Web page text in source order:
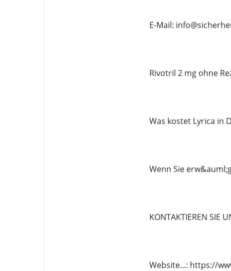
E-Mail:
Rivotril 2 mg ohne
Was kostet Lyrica in
Wenn Sie
KONTAKTIEREN SIE
Website...: https://